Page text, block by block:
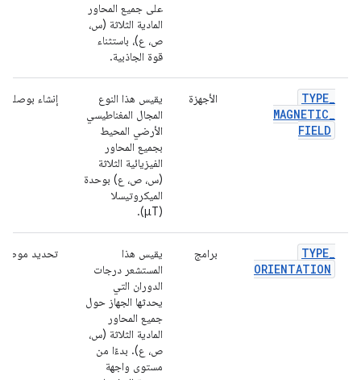
على جميع المحاور
المادية الثلاثة (س،
ص، ع)، باستثناء
قوة الجاذبية.
TYPE_
MAGNETIC_
FIELD
الأجهزة
يقيس هذا النوع
المجال المغناطيسي
الأرضي المحيط
بجميع المحاور
الفيزيائية الثلاثة
(س، ص، ع) بوحدة
الميكروتيسلا
(μT).
إنشاء بوصلة
TYPE_
ORIENTATION
برامج
يقيس هذا
المستشعر درجات
الدوران التي
يحدثها الجهاز حول
جميع المحاور
المادية الثلاثة (س،
ص، ع). بدءًا من
مستوى واجهة
تحديد موضع